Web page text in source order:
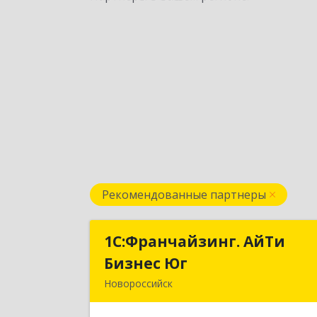
Рекомендованные партнеры
1С:Франчайзинг. АйТи
Бизнес Юг
Новороссийск
1С:Франчайзинг. АйТи